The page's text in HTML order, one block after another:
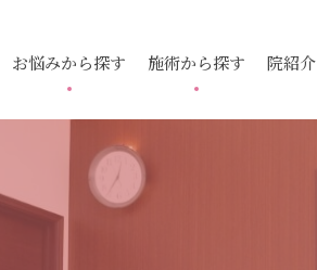
お悩みから探す
ニキビ
施術から探す
ピコレーザートーニング
院紹介
毛穴